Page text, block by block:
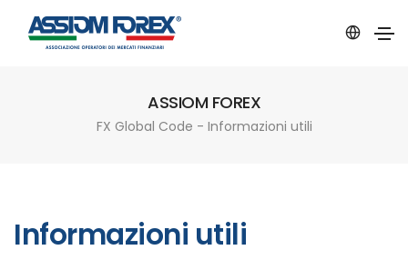
ASSIOM FOREX
FX Global Code - Informazioni utili
Informazioni utili